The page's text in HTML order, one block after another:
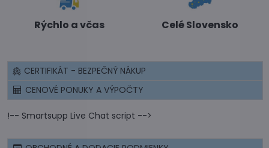
Rýchlo a včas Celé Slovensko
CERTIFIKÁT - BEZPEČNÝ NÁKUP
CENOVÉ PONUKY A VÝPOČTY
!-- Smartsupp Live Chat script -->